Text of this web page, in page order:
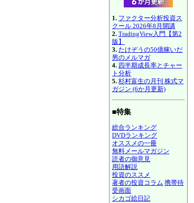
1. ファクター分析投資ス
クール 2026年8月開講
2. TradingView入門【第2
版】
3. たけぞうの50億稼いだ
男のメルマガ
4. 四半期成長率とチャー
ト分析
5. 杉村富生の月刊 株式マ
ガジン (6か月更新)
■特集
総合ランキング
DVDランキング
オススメの一冊
無料メールマガジン
読者の御意見
用語解説
投資のススメ
著者の投資コラム 携帯待
受画面
シカゴ絵日記